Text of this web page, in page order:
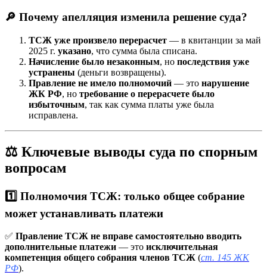
🔎 Почему апелляция изменила решение суда?
ТСЖ уже произвело перерасчет — в квитанции за май
2025 г. указано, что сумма была списана.
Начисление было незаконным, но последствия уже
устранены (деньги возвращены).
Правление не имело полномочий — это нарушение
ЖК РФ, но требование о перерасчете было
избыточным, так как сумма платы уже была
исправлена.
⚖️ Ключевые выводы суда по спорным
вопросам
1️⃣ Полномочия ТСЖ: только общее собрание
может устанавливать платежи
✅ Правление ТСЖ не вправе самостоятельно вводить
дополнительные платежи — это исключительная
компетенция общего собрания членов ТСЖ (ст. 145 ЖК
РФ).